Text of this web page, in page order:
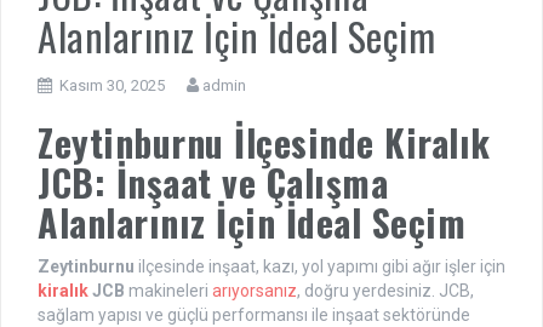
Alanlarınız İçin İdeal Seçim
Kasım 30, 2025 admin
Zeytinburnu İlçesinde Kiralık
JCB: İnşaat ve Çalışma
Alanlarınız İçin İdeal Seçim
Zeytinburnu ilçesinde inşaat, kazı, yol yapımı gibi ağır işler için
kiralıkJCB makineleri arıyorsanız, doğru yerdesiniz. JCB,
sağlam yapısı ve güçlü performansı ile inşaat sektöründe